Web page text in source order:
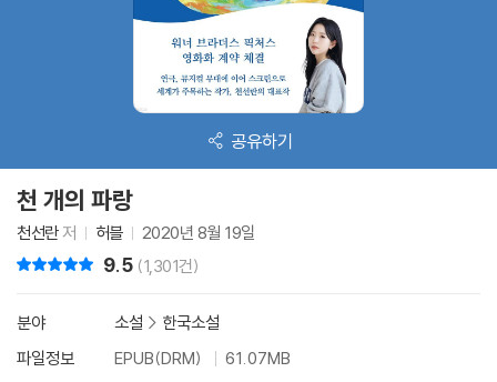
공유하기
천 개의 파랑
천선란저 허블 2020년 8월 19일
9.5 (1,301건)
분야 소설 > 한국소설
파일정보
EPUB(DRM)
61.07MB